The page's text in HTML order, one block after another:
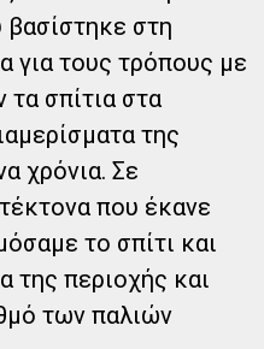
βασίστηκε στη
για τους τρόπους με
τα σπίτια στα
της
χρόνια. Σε
που έκανε
το σπίτι και
της περιοχής και
των παλιών